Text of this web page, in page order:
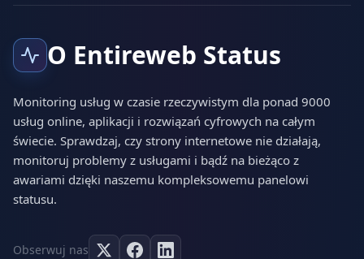
O Entireweb Status
Monitoring usług w czasie rzeczywistym dla ponad 9000
usług online, aplikacji i rozwiązań cyfrowych na całym
świecie. Sprawdzaj, czy strony internetowe nie działają,
monitoruj problemy z usługami i bądź na bieżąco z
awariami dzięki naszemu kompleksowemu panelowi
statusu.
Obserwuj nas